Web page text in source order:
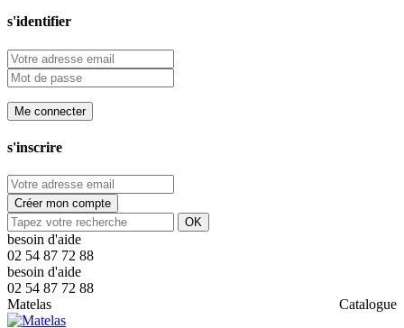
s'identifier
Me connecter
s'inscrire
Créer mon compte
OK
besoin d'aide
02 54 87 72 88
besoin d'aide
02 54 87 72 88
Catalogue
Matelas